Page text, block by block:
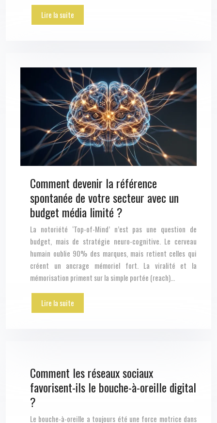
Lire la suite
Comment devenir la référence
spontanée de votre secteur avec un
budget média limité ?
La notoriété ‘Top-of-Mind’ n’est pas une question de
budget, mais de stratégie neuro-cognitive. Le cerveau
humain oublie 90% des marques, mais retient celles qui
créent un ancrage mémoriel fort. La viralité et la
mémorisation priment sur la simple portée (reach)…
Lire la suite
Comment les réseaux sociaux
favorisent-ils le bouche-à-oreille digital
?
Le bouche-à-oreille a toujours été une force motrice dans